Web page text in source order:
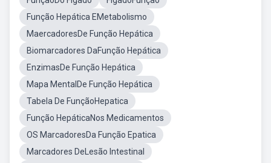
Função Hepática EMetabolismo
MaercadoresDe Função Hepática
Biomarcadores DaFunção Hepática
EnzimasDe Função Hepática
Mapa MentalDe Função Hepática
Tabela De FunçãoHepatica
Função HepáticaNos Medicamentos
OS MarcadoresDa Função Epatica
Marcadores DeLesão Intestinal